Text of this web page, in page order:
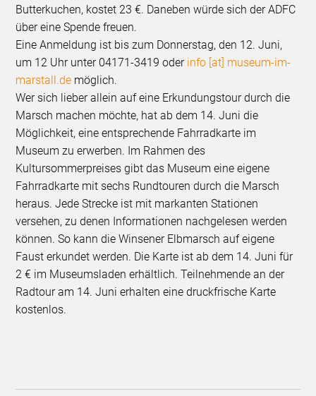
Butterkuchen, kostet 23 €. Daneben würde sich der ADFC
über eine Spende freuen.
Eine Anmeldung ist bis zum Donnerstag, den 12. Juni,
um 12 Uhr unter 04171-3419 oder info [at] museum-im-
marstall.de möglich.
Wer sich lieber allein auf eine Erkundungstour durch die
Marsch machen möchte, hat ab dem 14. Juni die
Möglichkeit, eine entsprechende Fahrradkarte im
Museum zu erwerben. Im Rahmen des
Kultursommerpreises gibt das Museum eine eigene
Fahrradkarte mit sechs Rundtouren durch die Marsch
heraus. Jede Strecke ist mit markanten Stationen
versehen, zu denen Informationen nachgelesen werden
können. So kann die Winsener Elbmarsch auf eigene
Faust erkundet werden. Die Karte ist ab dem 14. Juni für
2 € im Museumsladen erhältlich. Teilnehmende an der
Radtour am 14. Juni erhalten eine druckfrische Karte
kostenlos.